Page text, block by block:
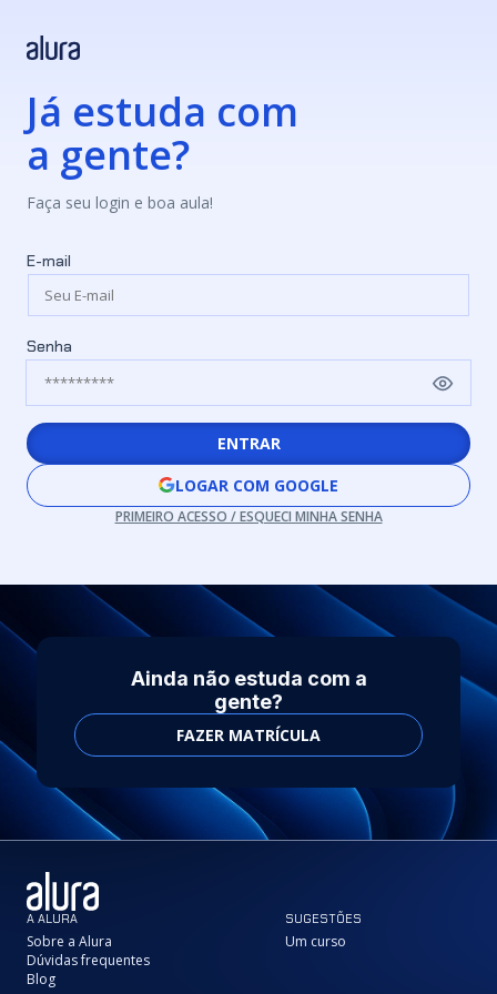
Já estuda com
a gente?
Faça seu login e boa aula!
E-mail
Senha
ENTRAR
LOGAR COM GOOGLE
PRIMEIRO ACESSO / ESQUECI MINHA SENHA
Ainda não estuda com a
gente?
FAZER MATRÍCULA
A ALURA
Sobre a Alura
Dúvidas frequentes
Blog
SUGESTÕES
Um curso